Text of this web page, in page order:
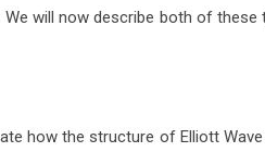
will now describe both of these
how the structure of Elliott